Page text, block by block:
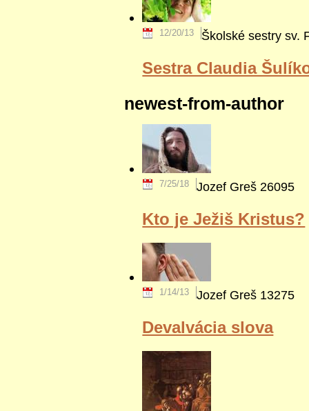
Školské sestry sv.
12/20/13
Sestra Claudia
newest-from-author
Jozef Greš
7/25/18 26095
Kto je Ježiš Kristus?
Jozef Greš
1/14/13 13275
Devalvácia slova